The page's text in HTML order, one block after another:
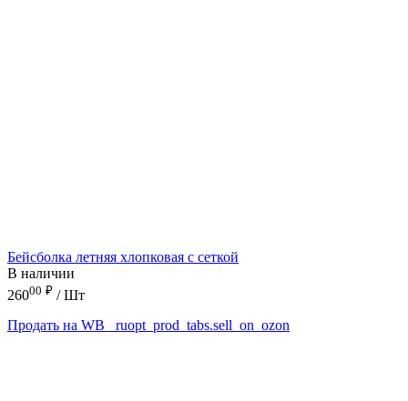
Бейсболка летняя хлопковая с сеткой
В наличии
26000 ₽ / Шт
Продать на WB
_ruopt_prod_tabs.sell_on_ozon